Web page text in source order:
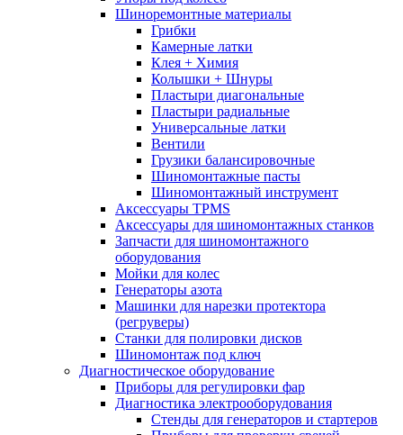
Шиноремонтные материалы
Грибки
Камерные латки
Клея + Химия
Колышки + Шнуры
Пластыри диагональные
Пластыри радиальные
Универсальные латки
Вентили
Грузики балансировочные
Шиномонтажные пасты
Шиномонтажный инструмент
Аксессуары TPMS
Аксессуары для шиномонтажных станков
Запчасти для шиномонтажного
оборудования
Мойки для колес
Генераторы азота
Машинки для нарезки протектора
(регруверы)
Станки для полировки дисков
Шиномонтаж под ключ
Диагностическое оборудование
Приборы для регулировки фар
Диагностика электрооборудования
Стенды для генераторов и стартеров